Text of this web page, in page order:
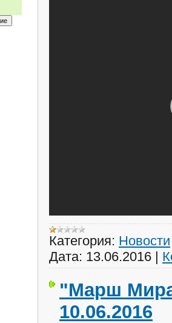
Категория: Новости
Дата: 13.06.2016 |
"Марш
10.06.2016